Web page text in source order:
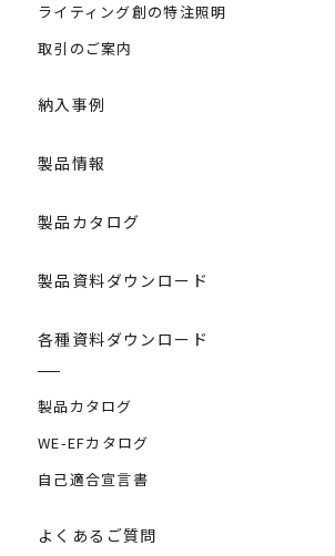
ライティング創の特注照明
取引のご案内
納入事例
製品情報
製品カタログ
製品資料ダウンロード
各種資料ダウンロード
製品カタログ
WE-EFカタログ
自己適合宣言書
よくあるご質問